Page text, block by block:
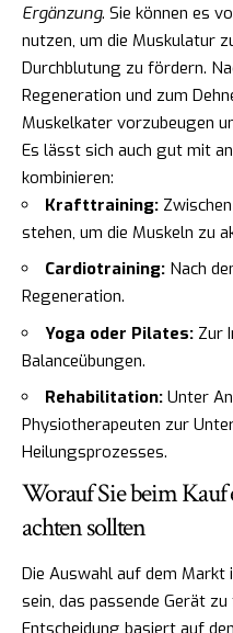
Ergänzung. Sie können es
nutzen, um die Muskulatur
Durchblutung zu fördern.
Regeneration und zum
Muskelkater vorzubeugen
Es lässt sich auch gut mit
kombinieren:
Krafttraining:
stehen, um die Muskeln zu
Cardiotraining: Nach
Regeneration.
Yoga oder Pilates: Zur
Balanceübungen.
Rehabilitation: Unter
Physiotherapeuten zur
Heilungsprozesses.
Worauf Sie beim Kauf
achten sollten
Die Auswahl auf dem
sein, das passende Gerät